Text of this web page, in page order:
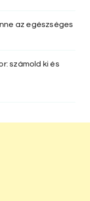
az egészséges
számold ki és